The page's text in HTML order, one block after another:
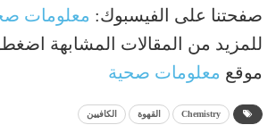
صفحتنا على الفيسبوك: معلومات
للمزيد من المقالات المشابهة
موقع معلومات صحية
Chemistry القهوة الكافيين